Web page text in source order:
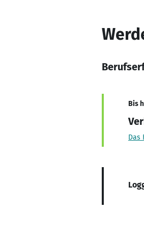
Bis
Das